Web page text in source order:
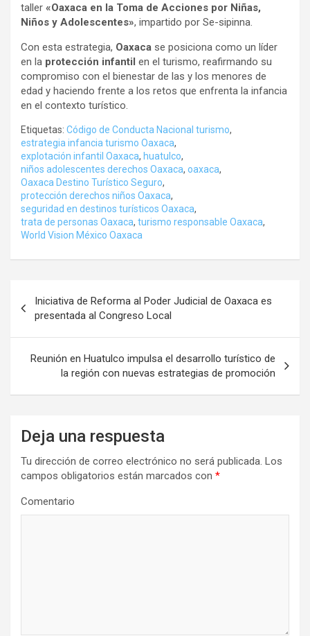
taller «Oaxaca en la Toma de Acciones por Niñas,
Niños y Adolescentes», impartido por Se-sipinna.
Con esta estrategia, Oaxaca se posiciona como un líder
en la protección infantil en el turismo, reafirmando su
compromiso con el bienestar de las y los menores de
edad y haciendo frente a los retos que enfrenta la infancia
en el contexto turístico.
Etiquetas: Código de Conducta Nacional turismo,
estrategia infancia turismo Oaxaca,
explotación infantil Oaxaca, huatulco,
niños adolescentes derechos Oaxaca, oaxaca,
Oaxaca Destino Turístico Seguro,
protección derechos niños Oaxaca,
seguridad en destinos turísticos Oaxaca,
trata de personas Oaxaca, turismo responsable Oaxaca,
World Vision México Oaxaca
de
entradas
Iniciativa de Reforma al Poder Judicial de Oaxaca es
presentada al Congreso Local
Reunión en Huatulco impulsa el desarrollo turístico de
la región con nuevas estrategias de promoción
Deja una respuesta
Tu dirección de correo electrónico no será publicada. Los
campos obligatorios están marcados con *
Comentario